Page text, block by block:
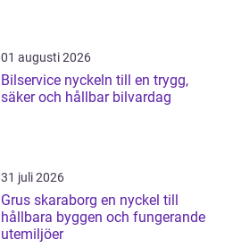
01 augusti 2026
Bilservice nyckeln till en trygg,
säker och hållbar bilvardag
31 juli 2026
Grus skaraborg en nyckel till
hållbara byggen och fungerande
utemiljöer